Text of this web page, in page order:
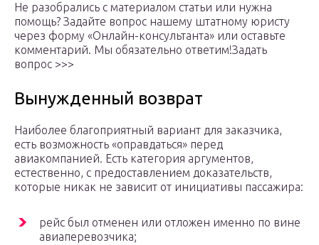
Не разобрались с материалом статьи или нужна
помощь? Задайте вопрос нашему штатному юристу
через форму «Онлайн-консультанта» или оставьте
комментарий. Мы обязательно ответим!Задать
вопрос >>>
Вынужденный возврат
Наиболее благоприятный вариант для заказчика,
есть возможность «оправдаться» перед
авиакомпанией. Есть категория аргументов,
естественно, с предоставлением доказательств,
которые никак не зависит от инициативы пассажира:
рейс был отменен или отложен именно по вине
авиаперевозчика;